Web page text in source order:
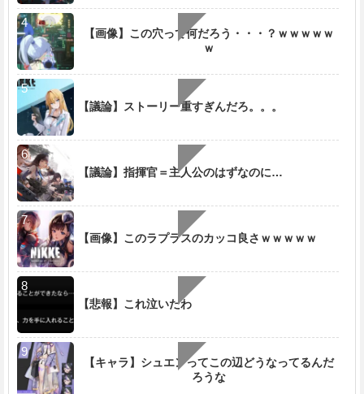
【画像】この穴って何だろう・・・？ｗｗｗｗｗ
ｗ
【議論】ストーリー重すぎんだろ。。。
【議論】指揮官＝主人公のはずなのに…
【画像】このラプラスのカッコ良さｗｗｗｗｗ
【悲報】これ泣いたわ
【キャラ】シュエンってこの辺どうなってるんだ
ろうな